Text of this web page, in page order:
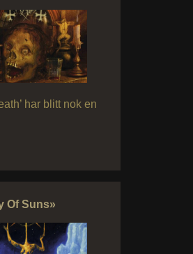
har blitt nok en
Of Suns»